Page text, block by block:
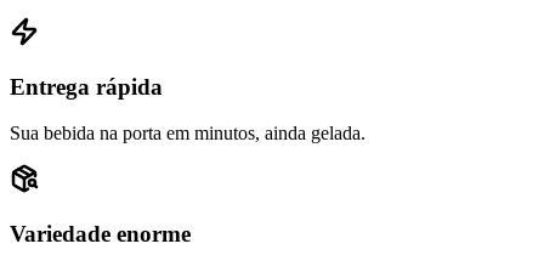
Entrega rápida
Sua bebida na porta em minutos, ainda gelada.
Variedade enorme